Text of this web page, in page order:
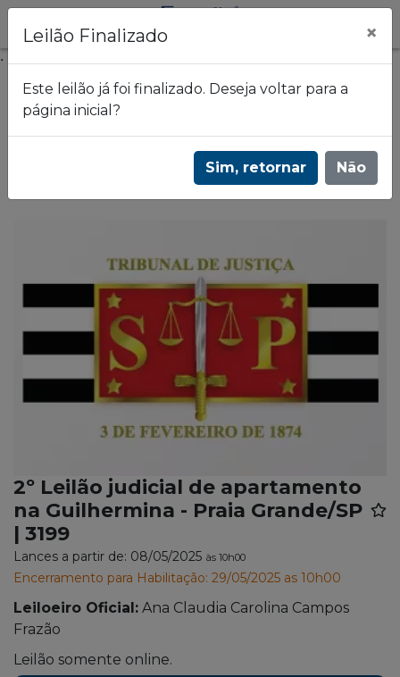
.
Frazão Leilões
2º Leilão judicial de apartamento na
Guilhermina - Praia Grande/SP | 3199
2º Leilão judicial de apartamento
na Guilhermina - Praia Grande/SP
| 3199
Lances a partir de: 08/05/2025 às 10h00
Encerramento para Habilitação: 29/05/2025 as 10h00
Leiloeiro Oficial: Ana Claudia Carolina Campos
Frazão
Leilão somente online.
Leilão Finalizado ×
Este leilão já foi finalizado. Deseja voltar para a
página inicial?
Sim, retornar Não